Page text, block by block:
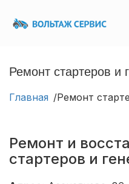
Ремонт стартеров и
Главная Ремонт
Ремонт и
стартеров и